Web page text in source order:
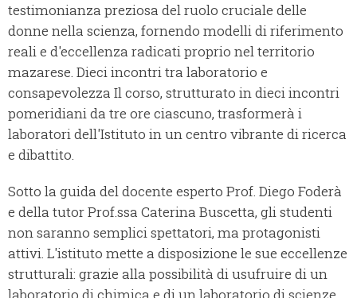
testimonianza preziosa del ruolo cruciale delle
donne nella scienza, fornendo modelli di riferimento
reali e d'eccellenza radicati proprio nel territorio
mazarese. Dieci incontri tra laboratorio e
consapevolezza Il corso, strutturato in dieci incontri
pomeridiani da tre ore ciascuno, trasformerà i
laboratori dell'Istituto in un centro vibrante di ricerca
e dibattito.
Sotto la guida del docente esperto Prof. Diego Foderà
e della tutor Prof.ssa Caterina Buscetta, gli studenti
non saranno semplici spettatori, ma protagonisti
attivi. L'istituto mette a disposizione le sue eccellenze
strutturali: grazie alla possibilità di usufruire di un